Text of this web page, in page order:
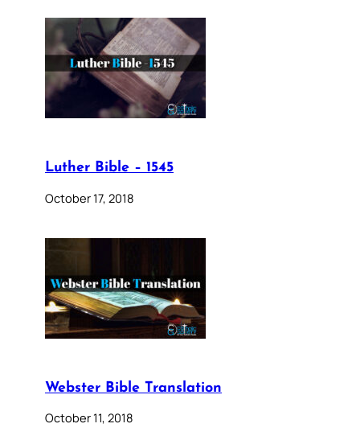
Luther Bible – 1545
October 17, 2018
Webster Bible Translation
October 11, 2018